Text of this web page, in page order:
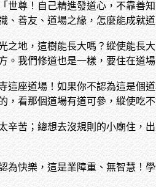
世尊！自己精進發道心，不靠
、善友、道場之緣，怎麼能成就
地，這樹能長大嗎？縱使能長
我們修道也是一樣，要住在道
這座道場！如果你不認為這是個
看那個道場有道可參，縱使吃
辛苦；總想去沒規則的小廟住，
為快樂，這是業障重、無智慧！